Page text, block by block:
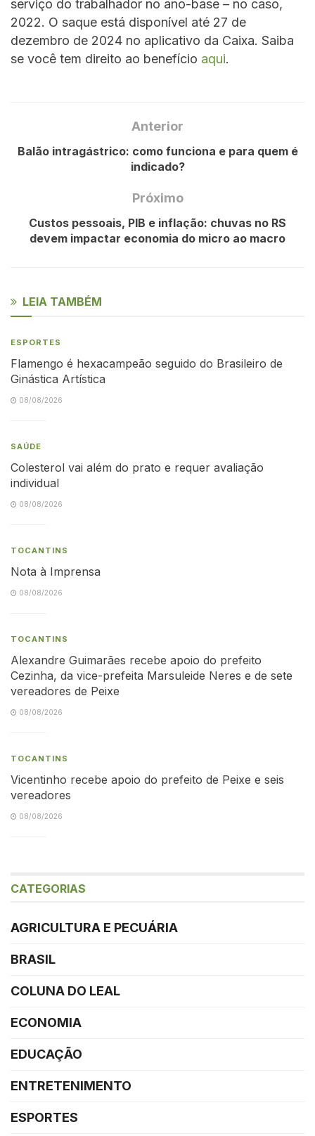
serviço do trabalhador no ano-base – no caso,
2022. O saque está disponível até 27 de
dezembro de 2024 no aplicativo da Caixa. Saiba
se você tem direito ao benefício aqui.
Anterior
Balão intragástrico: como funciona e para quem é
indicado?
Próximo
Custos pessoais, PIB e inflação: chuvas no RS
devem impactar economia do micro ao macro
LEIA TAMBÉM
ESPORTES
Flamengo é hexacampeão seguido do Brasileiro de
Ginástica Artística
08/08/2026
SAÚDE
Colesterol vai além do prato e requer avaliação
individual
08/08/2026
TOCANTINS
Nota à Imprensa
08/08/2026
TOCANTINS
Alexandre Guimarães recebe apoio do prefeito
Cezinha, da vice-prefeita Marsuleide Neres e de sete
vereadores de Peixe
08/08/2026
TOCANTINS
Vicentinho recebe apoio do prefeito de Peixe e seis
vereadores
08/08/2026
CATEGORIAS
AGRICULTURA E PECUÁRIA
BRASIL
COLUNA DO LEAL
ECONOMIA
EDUCAÇÃO
ENTRETENIMENTO
ESPORTES